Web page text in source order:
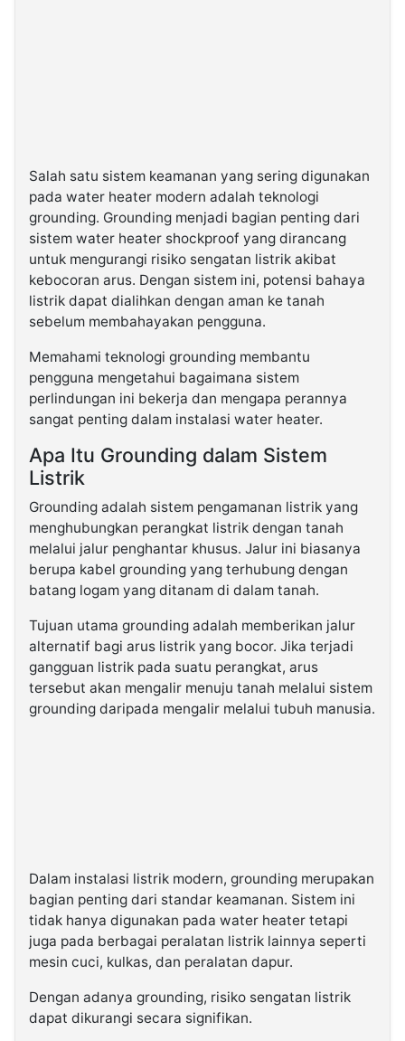
Salah satu sistem keamanan yang sering digunakan
pada water heater modern adalah teknologi
grounding. Grounding menjadi bagian penting dari
sistem water heater shockproof yang dirancang
untuk mengurangi risiko sengatan listrik akibat
kebocoran arus. Dengan sistem ini, potensi bahaya
listrik dapat dialihkan dengan aman ke tanah
sebelum membahayakan pengguna.
Memahami teknologi grounding membantu
pengguna mengetahui bagaimana sistem
perlindungan ini bekerja dan mengapa perannya
sangat penting dalam instalasi water heater.
Apa Itu Grounding dalam Sistem
Listrik
Grounding adalah sistem pengamanan listrik yang
menghubungkan perangkat listrik dengan tanah
melalui jalur penghantar khusus. Jalur ini biasanya
berupa kabel grounding yang terhubung dengan
batang logam yang ditanam di dalam tanah.
Tujuan utama grounding adalah memberikan jalur
alternatif bagi arus listrik yang bocor. Jika terjadi
gangguan listrik pada suatu perangkat, arus
tersebut akan mengalir menuju tanah melalui sistem
grounding daripada mengalir melalui tubuh manusia.
Dalam instalasi listrik modern, grounding merupakan
bagian penting dari standar keamanan. Sistem ini
tidak hanya digunakan pada water heater tetapi
juga pada berbagai peralatan listrik lainnya seperti
mesin cuci, kulkas, dan peralatan dapur.
Dengan adanya grounding, risiko sengatan listrik
dapat dikurangi secara signifikan.